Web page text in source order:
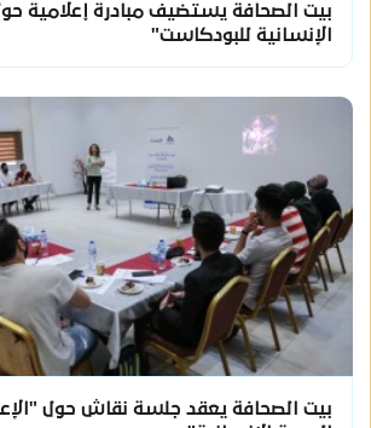
بيت الصحافة يستضيف مبادرة إعلامية
الإنسانية للبودكاست"
بيت الصحافة يعقد جلسة نقاش حول